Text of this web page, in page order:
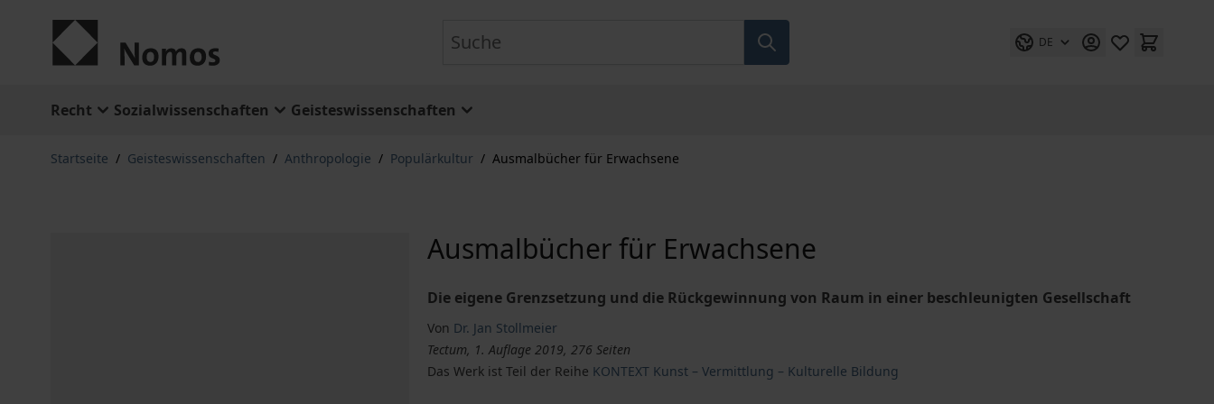
DE
Recht Sozialwissenschaften Geisteswissenschaften
Startseite / Geisteswissenschaften / Anthropologie / Populärkultur / Ausmalbücher für Erwachsene
Ausmalbücher für Erwachsene
Die eigene Grenzsetzung und die Rückgewinnung von Raum in einer beschleunigten Gesellschaft
Von Dr. Jan Stollmeier
Tectum, 1. Auflage 2019, 276 Seiten
Das Werk ist Teil der Reihe KONTEXT Kunst – Vermittlung – Kulturelle Bildung